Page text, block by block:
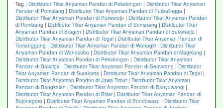
Tag : Distributor Tikar Anyaman Pandan di Pekalongan | Distributor Tikar Anyaman
Pandan di Pemalang | Distributor Tikar Anyaman Pandan di Purbalingga |
Distributor Tikar Anyaman Pandan di Purworejo | Distributor Tikar Anyaman Pandan
di Rembang | Distributor Tikar Anyaman Pandan di Semarang | Distributor Tikar
Anyaman Pandan di Sragen | Distributor Tikar Anyaman Pandan di Sukoharjo |
Distributor Tikar Anyaman Pandan di Tegal | Distributor Tikar Anyaman Pandan di
Temanggung | Distributor Tikar Anyaman Pandan di Wonogiri | Distributor Tikar
Anyaman Pandan di Wonosobo | Distributor Tikar Anyaman Pandan di Magelang |
Distributor Tikar Anyaman Pandan di Pekalongan | Distributor Tikar Anyaman
Pandan di Salatiga | Distributor Tikar Anyaman Pandan di Semarang | Distributor
Tikar Anyaman Pandan di Surakarta | Distributor Tikar Anyaman Pandan di Tegal |
Distributor Tikar Anyaman Pandan di Jawa Timur| Distributor Tikar Anyaman
Pandan di Bangkalan | Distributor Tikar Anyaman Pandan di Banyuwangi |
Distributor Tikar Anyaman Pandan di Blitar| Distributor Tikar Anyaman Pandan di
Bojonegoro | Distributor Tikar Anyaman Pandan di Bondowoso | Distributor Tikar